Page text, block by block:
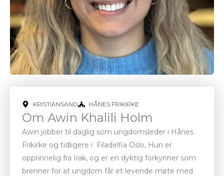
KRISTIANSAND HÅNES FRIKIRKE
Om Awin Khalili Holm
Awin jobber til daglig som ungdomsleder i Hånes
Frikirke og tidligere i Filadelfia Oslo, Hun er
opprinnelig fra Irak, og er en dyktig forkynner som
brenner for at ungdom får et levende møte med